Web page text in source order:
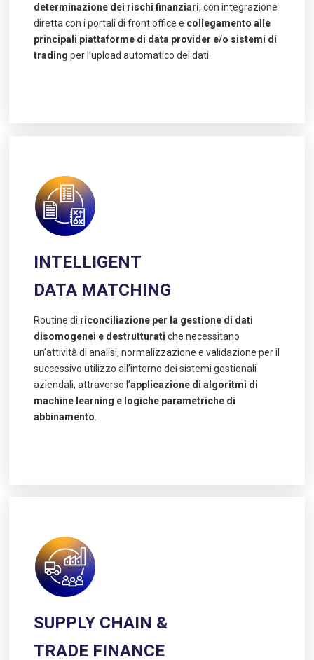
determinazione dei rischi finanziari, con integrazione
diretta con i portali di front office e collegamento alle
principali piattaforme di data provider e/o sistemi di
trading per l’upload automatico dei dati.
INTELLIGENT
DATA MATCHING
Routine di riconciliazione per la gestione di dati
disomogenei e destrutturati che necessitano
un’attività di analisi, normalizzazione e validazione per il
successivo utilizzo all’interno dei sistemi gestionali
aziendali, attraverso l’applicazione di algoritmi di
machine learning e logiche parametriche di
abbinamento
SUPPLY CHAIN &
TRADE FINANCE